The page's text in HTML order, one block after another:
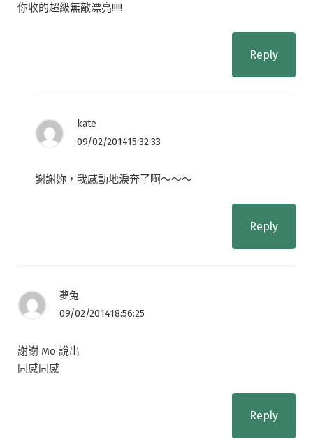
你收的超級無敵漂亮!!!!!
Reply
kate
09/02/201415:32:33
謝謝妳，我感動地淚奔了啊～～～
Reply
夢兔
09/02/201418:56:25
謝謝 Mo 說出
同感同感
Reply